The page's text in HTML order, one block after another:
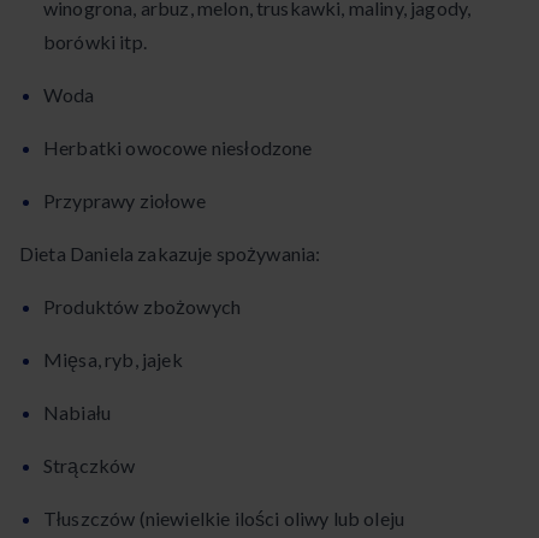
winogrona, arbuz, melon, truskawki, maliny, jagody,
borówki itp.
Woda
Herbatki owocowe niesłodzone
Przyprawy ziołowe
Dieta Daniela zakazuje spożywania:
Produktów zbożowych
Mięsa, ryb, jajek
Nabiału
Strączków
Tłuszczów (niewielkie ilości oliwy lub oleju